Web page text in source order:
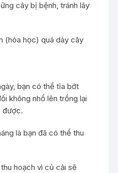
cây bị bệnh, tránh lây
(hóa học) quá dày cây
bạn có thể tỉa bớt
không nhổ lên trồng lại
được.
là bạn đã có thể thu
hoạch vì củ cải sẽ